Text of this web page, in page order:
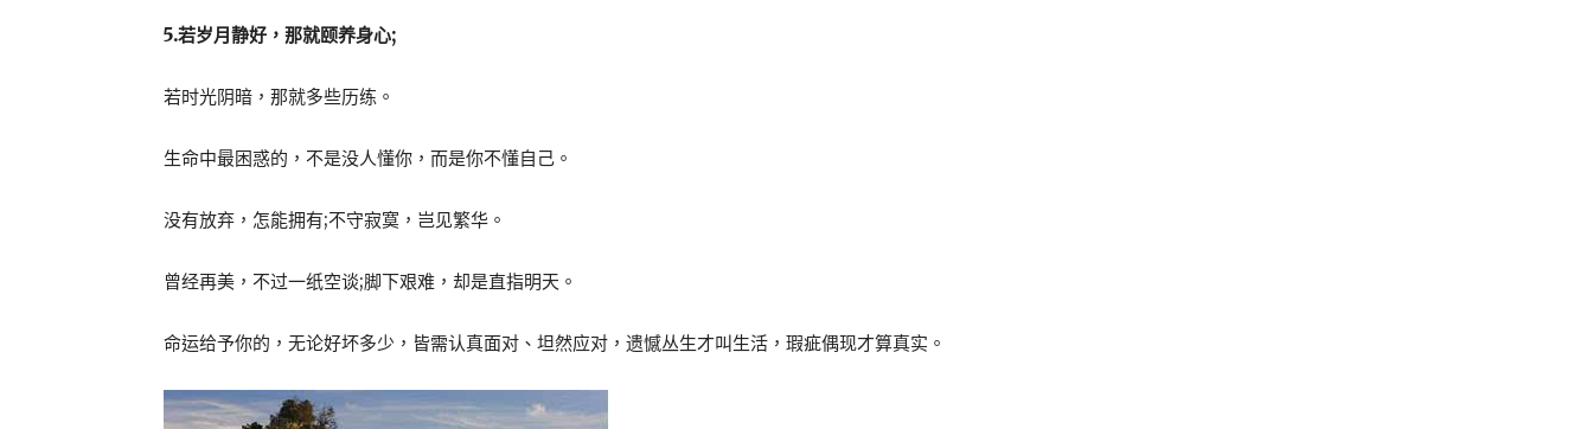
5.若岁月静好，那就颐养身心;
若时光阴暗，那就多些历练。
生命中最困惑的，不是没人懂你，而是你不懂自己。
没有放弃，怎能拥有;不守寂寞，岂见繁华。
曾经再美，不过一纸空谈;脚下艰难，却是直指明天。
命运给予你的，无论好坏多少，皆需认真面对、坦然应对，遗憾丛生才叫生活，瑕疵偶现才算真实。